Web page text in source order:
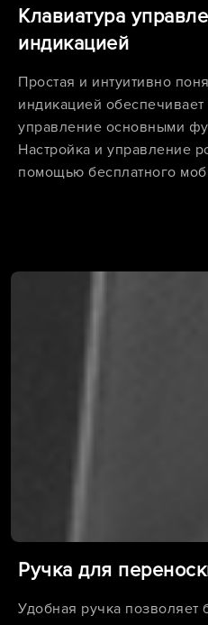
Клавиатура
индикацией
Простая и интуитивно
индикацией
управление основными
Настройка и управление
помощью бесплатного
Ручка для
Удобная ручка позволяет